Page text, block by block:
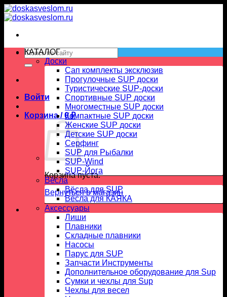
Skip
to
Искать:
Войти
Корзина /0₽
Корзина пуста.
Вернуться в магазин
КАТАЛОГ
Доски
Сап комплекты эксклюзив
Прогулочные SUP доски
Туристические SUP-доски
Спортивные SUP доски
Многоместные SUP доски
Компактные SUP доски
Женские SUP доски
Детские SUP доски
Серфинг
SUP для Рыбалки
SUP-Wind
SUP-Йога
Вёсла
Вёсла для SUP
Весла для КАЯКА
Аксессуары
Лиши
Плавники
Складные плавники
Насосы
Парус для SUP
Запчасти Инструменты
Дополнительное оборудование для Sup
Сумки и чехлы для Sup
Чехлы для весел